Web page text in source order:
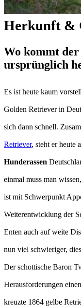
Herkunft &
Wo kommt
ursprünglich
Es ist heute kaum
Golden Retriever in
sich dann schnell.
Retriever, steht er heute
Hunderassen
einmal muss man
ist mit Schwerpunkt
Weiterentwicklung der
Enten auch auf weite
nun viel schwieriger,
Der schottische Baron
Herausforderungen
kreuzte 1864 gelbe